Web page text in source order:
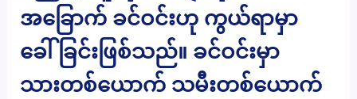
အခြောက် ခင်ဝင်းဟု ကွယ်ရာမှာ
ခေါ်ခြင်းဖြစ်သည်။ ခင်ဝင်းမှာ
သားတစ်ယောက် သမီးတစ်ယောက်